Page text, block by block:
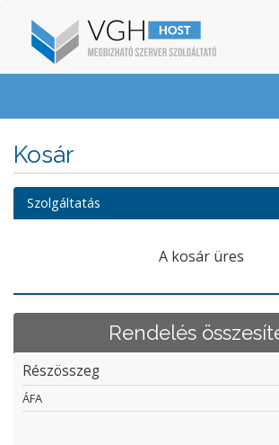
Kosár
Szolgáltatás
A kosár üres
Rendelés
Részösszeg
ÁFA